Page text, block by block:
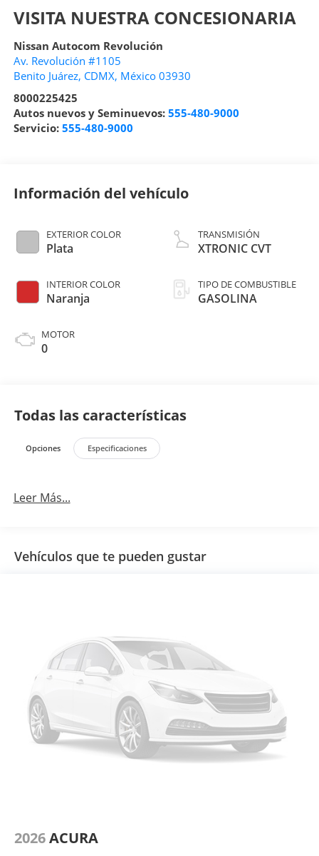
VISITA NUESTRA CONCESIONARIA
Nissan Autocom Revolución
Av. Revolución #1105
Benito Juárez, CDMX, México 03930
8000225425
Autos nuevos y Seminuevos: 555-480-9000
Servicio: 555-480-9000
Información del vehículo
EXTERIOR COLOR
Plata
INTERIOR COLOR
Naranja
MOTOR
0
TRANSMISIÓN
XTRONIC CVT
TIPO DE COMBUSTIBLE
GASOLINA
Todas las características
Opciones Especificaciones
Leer Más...
Vehículos que te pueden gustar
2026ACURA